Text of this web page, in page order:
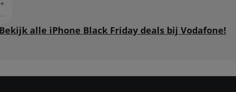
Bekijk alle iPhone Black Friday deals bij Vodafone!